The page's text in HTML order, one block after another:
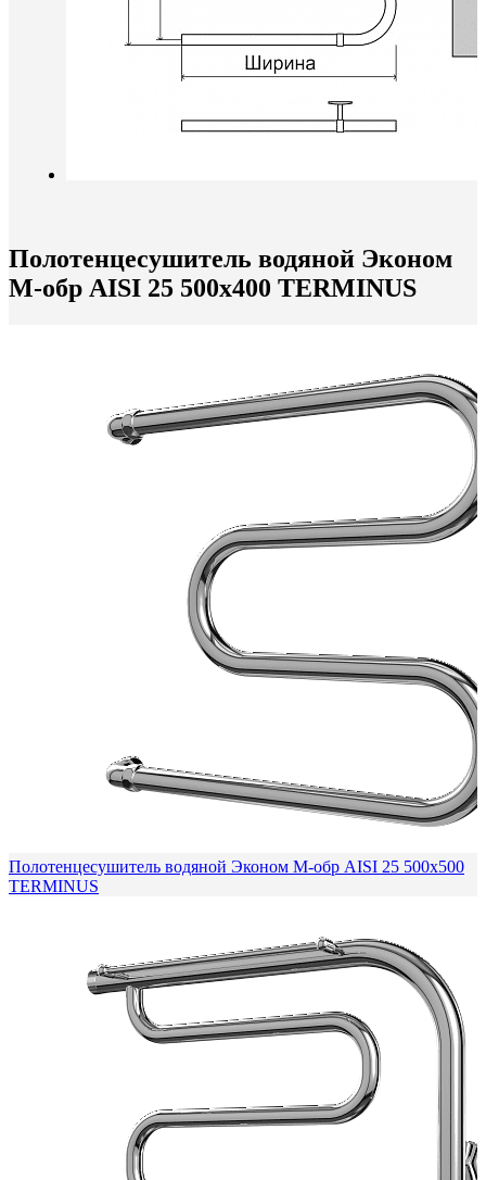
Полотенцесушитель водяной Эконом
М-обр AISI 25 500х400 TERMINUS
Полотенцесушитель водяной Эконом М-обр AISI 25 500х500
TERMINUS